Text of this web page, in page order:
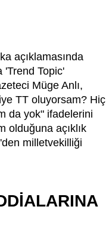
açıklamasında
'Trend Topic'
Müge Anlı,
TT oluyorsam? Hiç
da yok" ifadelerini
olduğuna açıklık
milletvekilliği